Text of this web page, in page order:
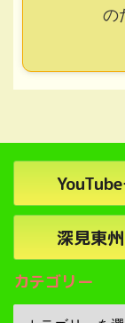
の
深見東
カテゴリー